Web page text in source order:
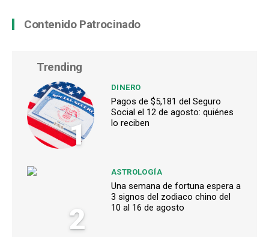
Contenido Patrocinado
Trending
1
DINERO
Pagos de $5,181 del Seguro
Social el 12 de agosto: quiénes
lo reciben
2
ASTROLOGÍA
Una semana de fortuna espera a
3 signos del zodiaco chino del
10 al 16 de agosto